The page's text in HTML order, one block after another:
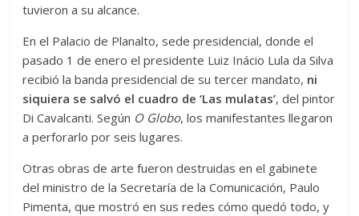
tuvieron a su alcance.
En el Palacio de Planalto, sede presidencial, donde el
pasado 1 de enero el presidente Luiz Inácio Lula da Silva
recibió la banda presidencial de su tercer mandato, ni
siquiera se salvó el cuadro de ‘Las mulatas’, del pintor
Di Cavalcanti. Según O Globo, los manifestantes llegaron
a perforarlo por seis lugares.
Otras obras de arte fueron destruidas en el gabinete
del ministro de la Secretaría de la Comunicación, Paulo
Pimenta, que mostró en sus redes cómo quedó todo, y